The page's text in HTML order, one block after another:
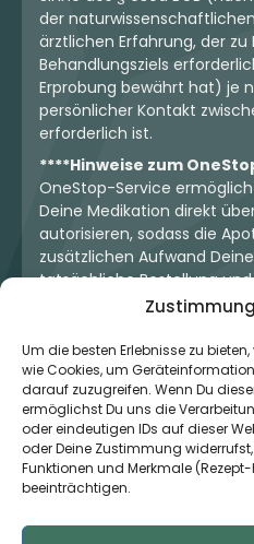
Um die besten Erlebnisse zu
wie Cookies, um
darauf zuzugreifen. Wenn Du
ermöglichst Du uns die
oder eindeutigen IDs auf dieser
oder Deine Zustimmung
Funktionen und Merkmale
beeinträchtigen.
der
ärztlichen Erfahrung, der
Behandlungsziels
Erprobung bewährt hat) je
persönlicher Kontakt
erforderlich ist.
****Hinweise zum
OneStop-Service
Deine Medikation direkt
autorisieren, sodass die
zusätzlichen Aufwand
tatsächliche Bestellung
erfolgt jedoch
Dir und der Apotheke.
kein pharmazeutisches
lediglich der komfortablen
Nutzung ist freiwillig und
ärztliche
verschriebenen
unabhängig und